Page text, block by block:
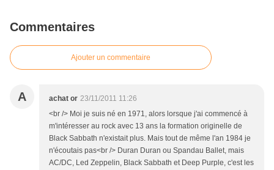
Commentaires
Ajouter un commentaire
A achat or 23/11/2011 11:26
<br /> Moi je suis né en 1971, alors lorsque j'ai commencé à
m'intéresser au rock avec 13 ans la formation originelle de
Black Sabbath n'existait plus. Mais tout de même l'an 1984 je
n'écoutais pas<br /> Duran Duran ou Spandau Ballet, mais
AC/DC, Led Zeppelin, Black Sabbath et Deep Purple, c'est les